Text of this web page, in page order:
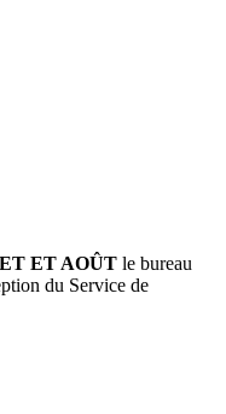
ET AOÛT le bureau
du Service de